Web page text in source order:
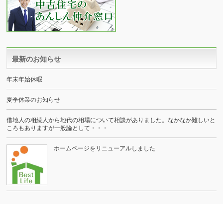
最新のお知らせ
年末年始休暇
夏季休業のお知らせ
借地人の相続人から地代の相場について相談がありました。なかなか難しいと
ころもありますが一般論として・・・
ホームページをリニューアルしました